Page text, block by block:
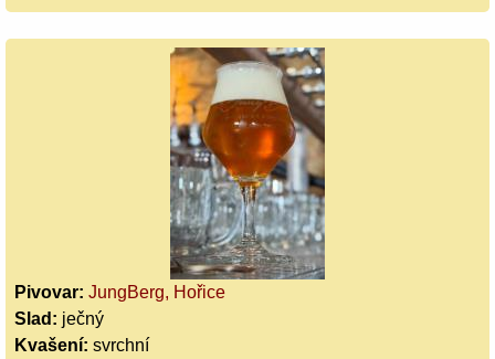
Pivovar: JungBerg, Hořice
Slad: ječný
Kvašení: svrchní